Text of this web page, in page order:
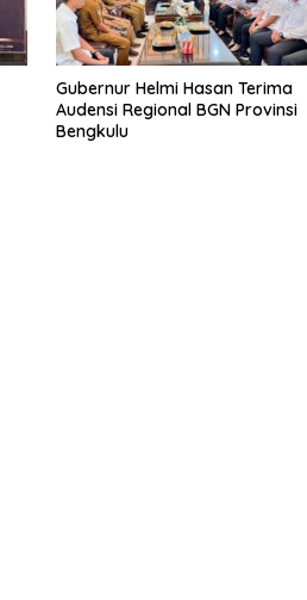
Gubernur Helmi Hasan Terima
Audensi Regional BGN Provinsi
Bengkulu